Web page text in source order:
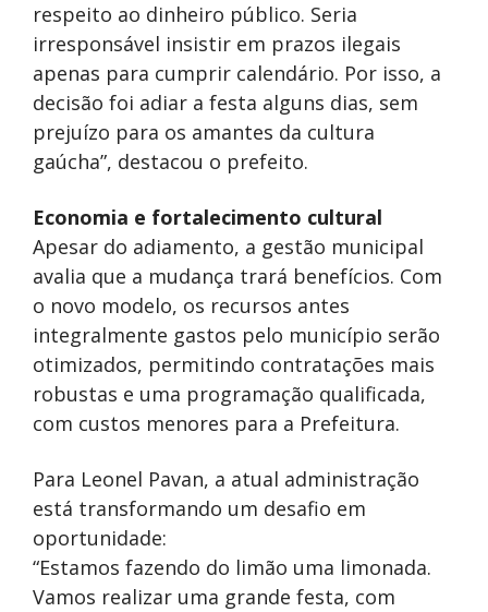
respeito ao dinheiro público. Seria
irresponsável insistir em prazos ilegais
apenas para cumprir calendário. Por isso, a
decisão foi adiar a festa alguns dias, sem
prejuízo para os amantes da cultura
gaúcha”, destacou o prefeito.
Economia e fortalecimento cultural
Apesar do adiamento, a gestão municipal
avalia que a mudança trará benefícios. Com
o novo modelo, os recursos antes
integralmente gastos pelo município serão
otimizados, permitindo contratações mais
robustas e uma programação qualificada,
com custos menores para a Prefeitura.
Para Leonel Pavan, a atual administração
está transformando um desafio em
oportunidade:
“Estamos fazendo do limão uma limonada.
Vamos realizar uma grande festa, com